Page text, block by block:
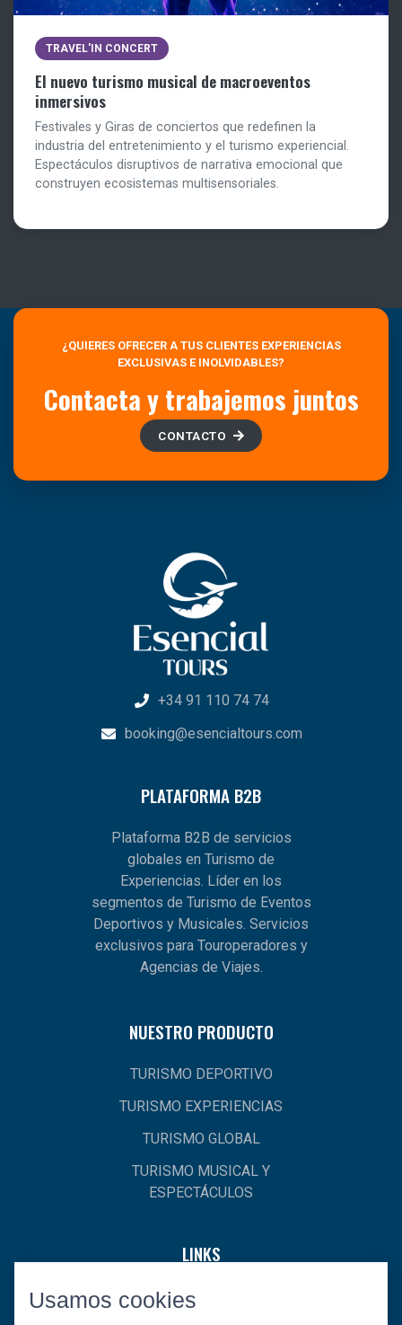
TRAVEL'IN CONCERT
El nuevo turismo musical de macroeventos
inmersivos
Festivales y Giras de conciertos que redefinen la
industria del entretenimiento y el turismo experiencial.
Espectáculos disruptivos de narrativa emocional que
construyen ecosistemas multisensoriales.
¿QUIERES OFRECER A TUS CLIENTES EXPERIENCIAS
EXCLUSIVAS E INOLVIDABLES?
Contacta y trabajemos juntos
CONTACTO
+34 91 110 74 74
booking@esencialtours.com
PLATAFORMA B2B
Plataforma B2B de servicios
globales en Turismo de
Experiencias. Líder en los
segmentos de Turismo de Eventos
Deportivos y Musicales. Servicios
exclusivos para Touroperadores y
Agencias de Viajes.
NUESTRO PRODUCTO
TURISMO DEPORTIVO
TURISMO EXPERIENCIAS
TURISMO GLOBAL
TURISMO MUSICAL Y
ESPECTÁCULOS
LINKS
INICIO
Usamos cookies